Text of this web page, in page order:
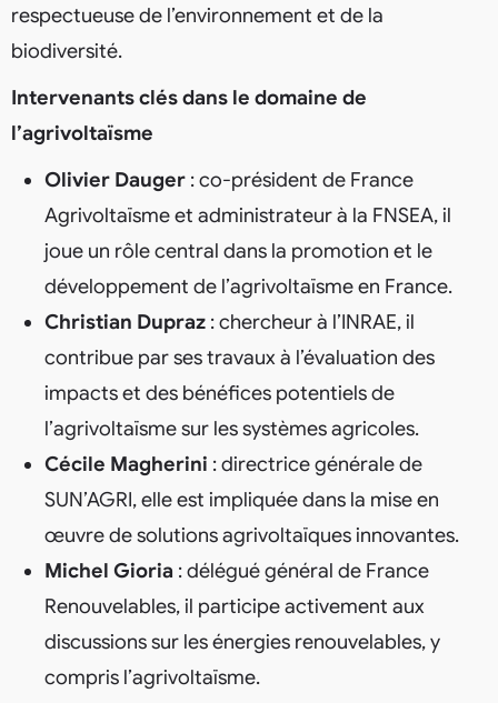
respectueuse de l’environnement et de la
biodiversité.
Intervenants clés dans le domaine de
l’agrivoltaïsme
Olivier Dauger : co-président de France
Agrivoltaïsme et administrateur à la FNSEA, il
joue un rôle central dans la promotion et le
développement de l’agrivoltaïsme en France.
Christian Dupraz : chercheur à l’INRAE, il
contribue par ses travaux à l’évaluation des
impacts et des bénéfices potentiels de
l’agrivoltaïsme sur les systèmes agricoles.
Cécile Magherini : directrice générale de
SUN’AGRI, elle est impliquée dans la mise en
œuvre de solutions agrivoltaïques innovantes.
Michel Gioria : délégué général de France
Renouvelables, il participe activement aux
discussions sur les énergies renouvelables, y
compris l’agrivoltaïsme.